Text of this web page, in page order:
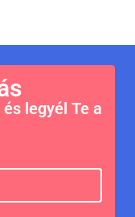
legyél Te a